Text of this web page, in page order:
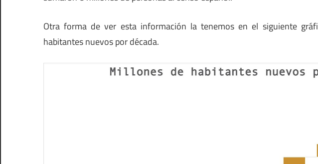
Otra forma de ver esta información la tenemos en el siguiente
habitantes nuevos por década.